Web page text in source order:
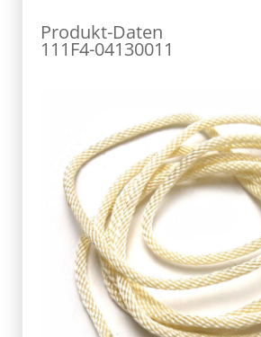
Produkt-Daten
111F4-04130011